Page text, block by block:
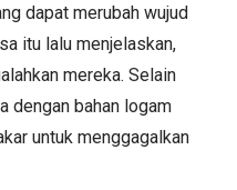
dapat merubah wujud
itu lalu menjelaskan,
mereka. Selain
dengan bahan logam
untuk menggagalkan